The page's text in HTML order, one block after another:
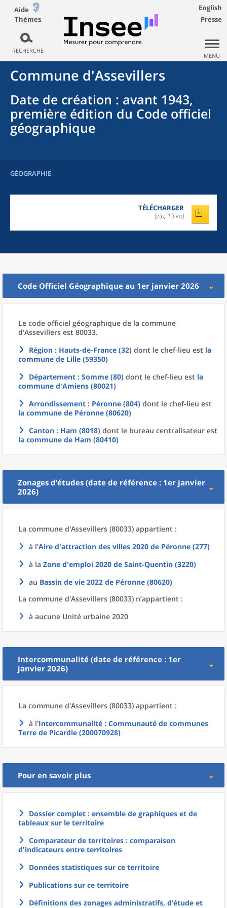
Aide
Thèmes
RECHERCHE
English
Presse
MENU
Commune d'Assevillers
Date de création : avant 1943,
première édition du Code officiel
géographique
GÉOGRAPHIE
TÉLÉCHARGER
(zip, 13 ko)
Code Officiel Géographique au 1er janvier 2026
Le code officiel géographique de la commune
d'Assevillers est 80033.
Région : Hauts-de-France (32) dont le chef-lieu est la
commune de Lille (59350)
Département : Somme (80) dont le chef-lieu est la
commune d'Amiens (80021)
Arrondissement : Péronne (804) dont le chef-lieu est
la commune de Péronne (80620)
Canton : Ham (8018) dont le bureau centralisateur est
la commune de Ham (80410)
Zonages d’études (date de référence : 1er janvier
2026)
La commune d'Assevillers (80033) appartient :
à l'Aire d'attraction des villes 2020 de Péronne (277)
à la Zone d'emploi 2020 de Saint-Quentin (3220)
au Bassin de vie 2022 de Péronne (80620)
La commune d'Assevillers (80033) n’appartient :
à aucune Unité urbaine 2020
Intercommunalité (date de référence : 1er
janvier 2026)
La commune d'Assevillers (80033) appartient :
à l'Intercommunalité : Communauté de communes
Terre de Picardie (200070928)
Pour en savoir plus
Dossier complet : ensemble de graphiques et de
tableaux sur le territoire
Comparateur de territoires : comparaison
d'indicateurs entre territoires
Données statistiques sur ce territoire
Publications sur ce territoire
Définitions des zonages administratifs, d’étude et